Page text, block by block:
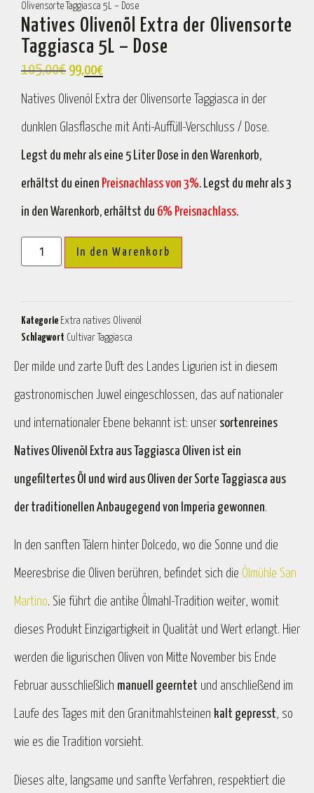
Olivensorte Taggiasca 5L – Dose
Natives Olivenöl Extra der Olivensorte
Taggiasca 5L – Dose
105,00€ 99,00€
Natives Olivenöl Extra der Olivensorte Taggiasca in der
dunklen Glasflasche mit Anti-Auffüll-Verschluss / Dose.
Legst du mehr als eine 5 Liter Dose in den Warenkorb,
erhältst du einen Preisnachlass von 3%. Legst du mehr als 3
in den Warenkorb, erhältst du 6% Preisnachlass.
In den Warenkorb
Kategorie Extra natives Olivenöl
Schlagwort Cultivar Taggiasca
Der milde und zarte Duft des Landes Ligurien ist in diesem
gastronomischen Juwel eingeschlossen, das auf nationaler
und internationaler Ebene bekannt ist: unser sortenreines
Natives Olivenöl Extra aus Taggiasca Oliven ist ein
ungefiltertes Öl und wird aus Oliven der Sorte Taggiasca aus
der traditionellen Anbaugegend von Imperia gewonnen.
In den sanften Tälern hinter Dolcedo, wo die Sonne und die
Meeresbrise die Oliven berühren, befindet sich die Ölmühle San
Martino. Sie führt die antike Ölmahl-Tradition weiter, womit
dieses Produkt Einzigartigkeit in Qualität und Wert erlangt. Hier
werden die ligurischen Oliven von Mitte November bis Ende
Februar ausschließlich manuell geerntet und anschließend im
Laufe des Tages mit den Granitmahlsteinen kalt gepresst, so
wie es die Tradition vorsieht.
Dieses alte, langsame und sanfte Verfahren, respektiert die